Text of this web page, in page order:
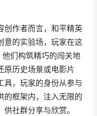
创作者而言，和平精英
意的实验场，玩家在这
他们构筑精巧的闯关地
原历史场景或电影片
具，玩家的身份从参与
的框架内，注入无限的
社群分享与欣赏。